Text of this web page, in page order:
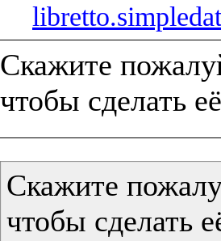
Скажите
Скажите
чтобы сделать